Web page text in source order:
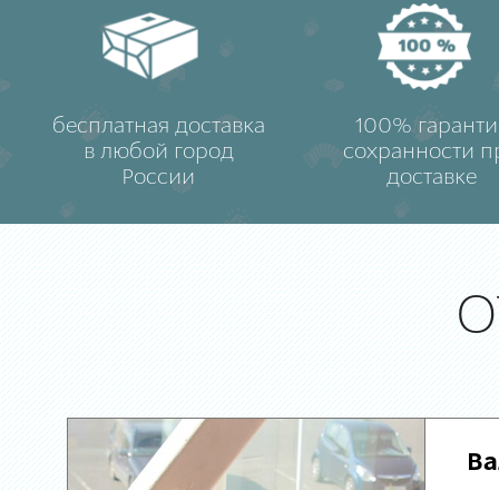
бесплатная доставка
в любой город
России
100%
сохранности
доставке